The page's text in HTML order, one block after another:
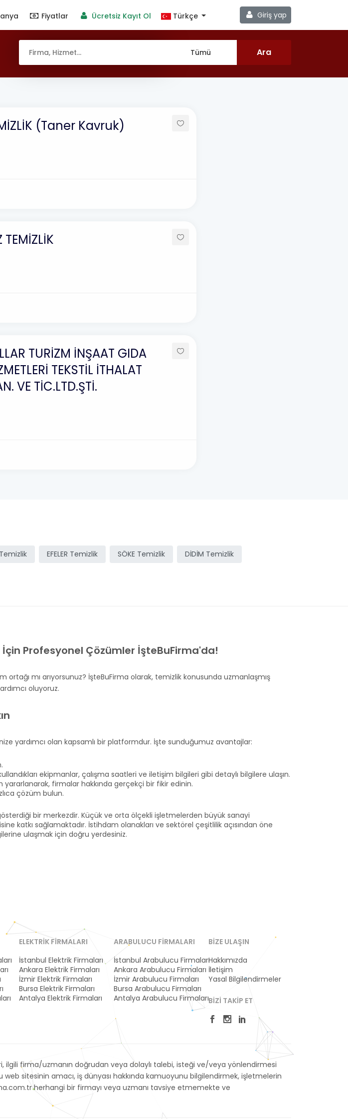
Giriş yap
Fiyatlar Ücretsiz Kayıt Ol Türkçe
(Taner Kavruk)
TEMİZLİK
TURİZM İNŞAAT GIDA
TEKSTİL İTHALAT
VE TİC.LTD.ŞTİ.
EFELER Temizlik SÖKE Temizlik DİDİM Temizlik
Profesyonel Çözümler İşteBuFirma'da!
mı arıyorsunuz? İşteBuFirma olarak, temizlik konusunda uzmanlaşmış
oluyoruz.
yardımcı olan kapsamlı bir platformdur. İşte sunduğumuz avantajlar:
ekipmanlar, çalışma saatleri ve iletişim bilgileri gibi detaylı bilgilere ulaşın.
firmalar hakkında gerçekçi bir fikir edinin.
çözüm bulun.
bir merkezdir. Küçük ve orta ölçekli işletmelerden büyük sanayi
katkı sağlamaktadır. İstihdam olanakları ve sektörel çeşitlilik açısından öne
ulaşmak için doğru yerdesiniz.
ELEKTRIK FIRMALARI
İstanbul Elektrik Firmaları
Ankara Elektrik Firmaları
İzmir Elektrik Firmaları
Bursa Elektrik Firmaları
Antalya Elektrik Firmaları
ARABULUCU FIRMALARI
İstanbul Arabulucu Firmaları
Ankara Arabulucu Firmaları
İzmir Arabulucu Firmaları
Bursa Arabulucu Firmaları
Antalya Arabulucu Firmaları
BIZE ULAŞIN
Hakkımızda
İletişim
Yasal Bilgilendirmeler
BIZI TAKIP ET
firma/uzmanın doğrudan veya dolaylı talebi, isteği ve/veya yönlendirmesi
web sitesinin amacı, iş dünyası hakkında kamuoyunu bilgilendirmek, işletmelerin
herhangi bir firmayı veya uzmanı tavsiye etmemekte ve